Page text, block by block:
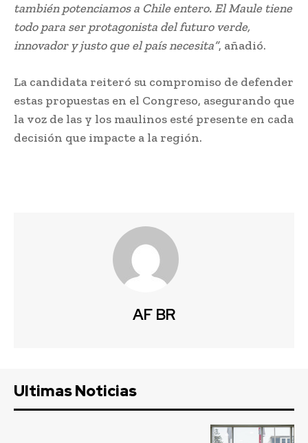
también potenciamos a Chile entero. El Maule tiene
todo para ser protagonista del futuro verde,
innovador y justo que el país necesita”, añadió.
La candidata reiteró su compromiso de defender
estas propuestas en el Congreso, asegurando que
la voz de las y los maulinos esté presente en cada
decisión que impacte a la región.
AF BR
Ultimas Noticias